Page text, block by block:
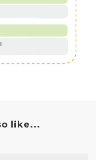
like...